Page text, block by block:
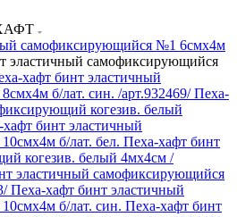
самофиксирующийся №1 6смх4м
эластичный самофиксирующийся
хафт бинт эластичный
б/лат. син. /арт.932469/ Пеха-
когезив. белый
бинт эластичный
б/лат. бел. Пеха-хафт бинт
когезив. белый 4мх4см /
эластичный самофиксирующийся
Пеха-хафт бинт эластичный
б/лат. син. Пеха-хафт бинт